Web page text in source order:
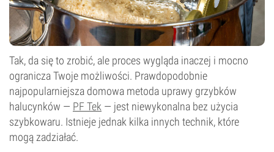
Tak, da się to zrobić, ale proces wygląda inaczej i mocno
ogranicza Twoje możliwości. Prawdopodobnie
najpopularniejsza domowa metoda uprawy grzybków
halucynków — PF Tek — jest niewykonalna bez użycia
szybkowaru. Istnieje jednak kilka innych technik, które
mogą zadziałać.